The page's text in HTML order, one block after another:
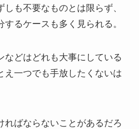
しも不要なものとは限らず、
るケースも多く見られる。
などはどれも大事にしている
え一つでも手放したくないは
ればならないことがあるだろ